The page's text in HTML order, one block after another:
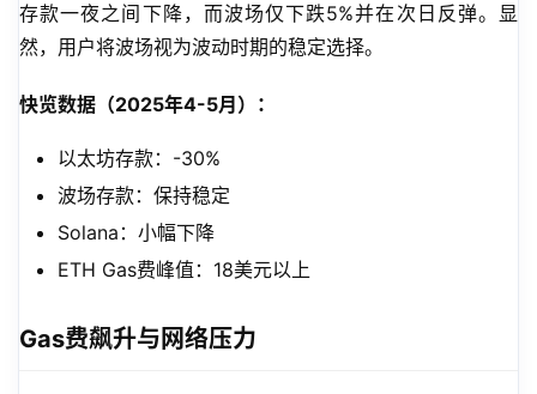
存款一夜之间下降，而波场仅下跌5%并在次日反弹。显
然，用户将波场视为波动时期的稳定选择。
快览数据（2025年4-5月）：
以太坊存款：-30%
波场存款：保持稳定
Solana：小幅下降
ETH Gas费峰值：18美元以上
Gas费飙升与网络压力